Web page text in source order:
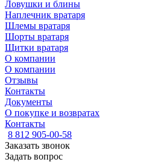
Ловушки и блины
Наплечник вратаря
Шлемы вратаря
Шорты вратаря
Щитки вратаря
О компании
О компании
Отзывы
Контакты
Документы
О покупке и возвратах
Контакты
8 812 905-00-58
Заказать звонок
Задать вопрос